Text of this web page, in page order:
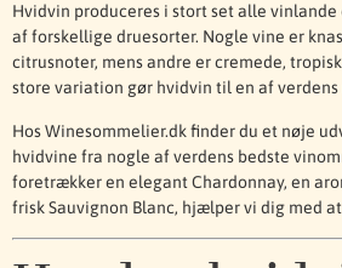
Hvidvin produceres i stort set alle
af forskellige druesorter. Nogle vine er
citrusnoter, mens andre er cremede,
store variation gør hvidvin til en af
Hos Winesommelier.dk finder du et nøje
hvidvine fra nogle af verdens bedste
foretrækker en elegant Chardonnay, en
frisk Sauvignon Blanc, hjælper vi dig med